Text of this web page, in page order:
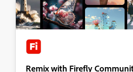
Remix with Firefly